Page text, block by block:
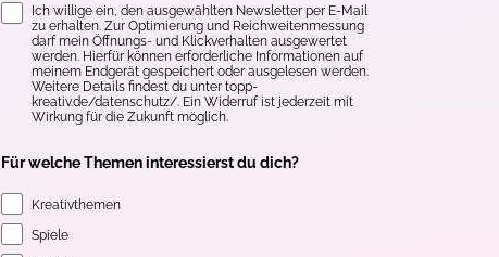
Einwilligung
Ich willige ein, den ausgewählten Newsletter per E-Mail
zu erhalten. Zur Optimierung und Reichweitenmessung
darf mein Öffnungs- und Klickverhalten ausgewertet
werden. Hierfür können erforderliche Informationen auf
meinem Endgerät gespeichert oder ausgelesen werden.
Weitere Details findest du unter topp-
kreativ.de/datenschutz/. Ein Widerruf ist jederzeit mit
Wirkung für die Zukunft möglich.
Für welche Themen interessierst du dich?
Kreativthemen
Spiele